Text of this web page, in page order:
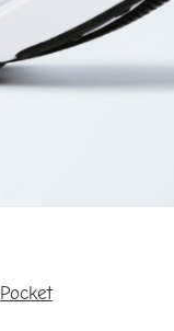
Pocket